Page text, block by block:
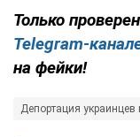
Только
Telegram-
на фейки!
Депортация украинцев